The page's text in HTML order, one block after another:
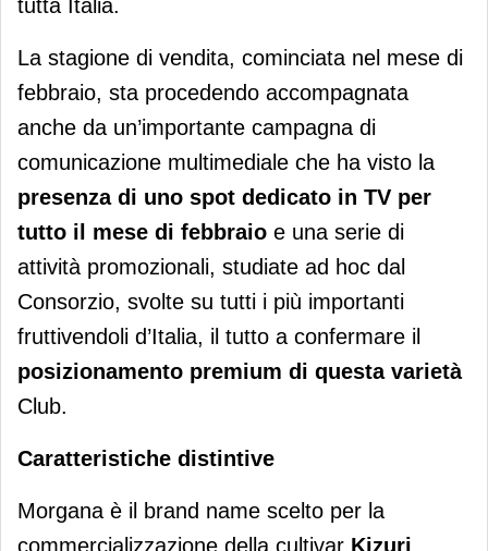
tutta Italia.
La stagione di vendita, cominciata nel mese di
febbraio, sta procedendo accompagnata
anche da un’importante campagna di
comunicazione multimediale che ha visto la
presenza di uno spot dedicato in TV per
tutto il mese di febbraio e una serie di
attività promozionali, studiate ad hoc dal
Consorzio, svolte su tutti i più importanti
fruttivendoli d’Italia, il tutto a confermare il
posizionamento premium di questa varietà
Club.
Caratteristiche distintive
Morgana è il brand name scelto per la
commercializzazione della cultivar Kizuri,